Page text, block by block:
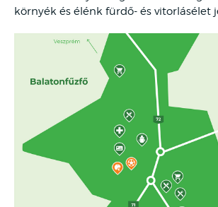
környék és élénk fürdő- és vitorlásélet